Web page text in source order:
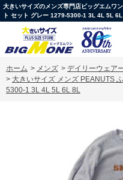
大きいサイズのメンズ専門店ビッグエムワ
ト セット グレー 1279-5300-1 3L 4L 5L 6L
ホーム > メンズ > デイリーウェア
> 大きいサイズ メンズ PEANUTS
5300-1 3L 4L 5L 6L 8L